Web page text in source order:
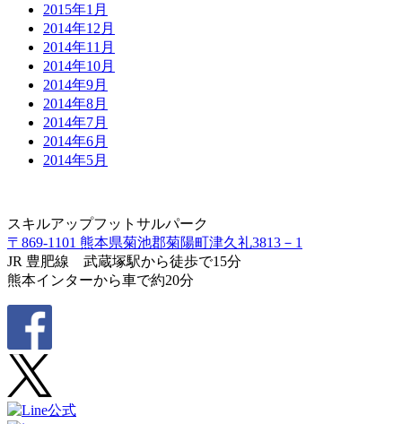
2015年1月
2014年12月
2014年11月
2014年10月
2014年9月
2014年8月
2014年7月
2014年6月
2014年5月
スキルアップフットサルパーク
〒869-1101 熊本県菊池郡菊陽町津久礼3813－1
JR 豊肥線 武蔵塚駅から徒歩で15分
熊本インターから車で約20分